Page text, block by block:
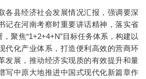
县经济社会发展情况汇报，强调要深
记在河南考察时重要讲话精神，落实省
聚焦“1+2+4+N”目标任务体系，构建以
代化产业体系，打造便利高效的营商环
发展，推动经济实现质的有效提升和量
写中原大地推进中国式现代化新篇章作